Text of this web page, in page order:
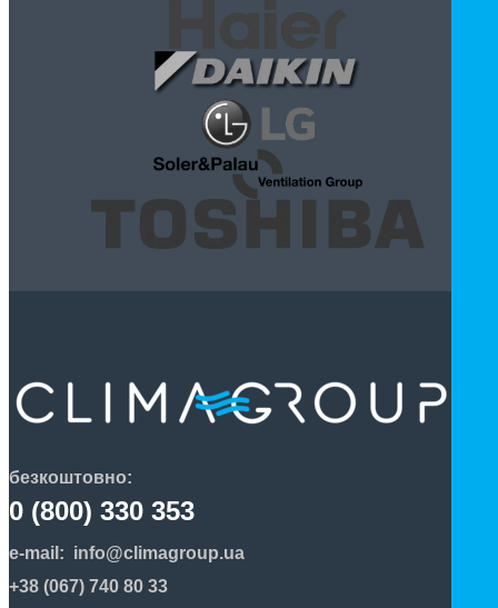
безкоштовно:
0 (800) 330 353
e-mail: info@climagroup.ua
+38 (067) 740 80 33